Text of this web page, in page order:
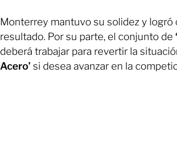
Monterrey mantuvo su solidez y logró
resultado. Por su parte, el conjunto de
deberá trabajar para revertir la
Acero’ si desea avanzar en la